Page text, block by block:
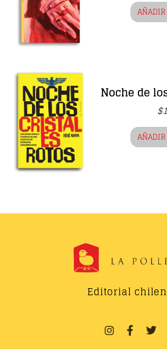
Noche de
$
Editorial